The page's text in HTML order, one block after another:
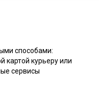
способами:
картой курьеру или
сервисы